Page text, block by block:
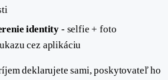
identity - selfie + foto
cez aplikáciu
deklarujete sami, poskytovateľ ho